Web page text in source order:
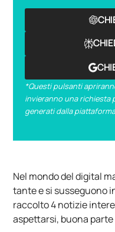
*Questi pulsanti
invieranno una richiesta
generati dalla
Nel mondo del digital
tante e si susseguono
raccolto 4 notizie
aspettarsi, buona